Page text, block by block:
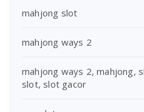
mahjong slot
mahjong ways 2
mahjong ways 2, mahjong,
slot, slot gacor